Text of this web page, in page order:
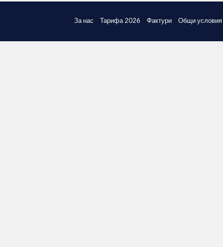
За нас Тарифа 2026 Фактури Общи условия